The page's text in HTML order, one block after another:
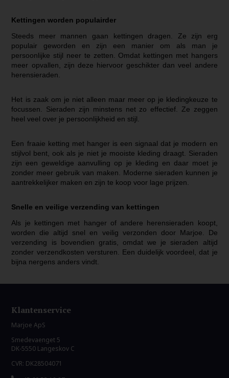
Kettingen worden populairder
Steeds meer mannen gaan kettingen dragen. Ze zijn erg
populair geworden en zijn een manier om als man je
persoonlijke stijl neer te zetten. Omdat kettingen met hangers
meer opvallen, zijn deze hiervoor geschikter dan veel andere
herensieraden.
Het is zaak om je niet alleen maar meer op je kledingkeuze te
focussen. Sieraden zijn minstens net zo effectief. Ze zeggen
heel veel over je persoonlijkheid en stijl.
Een fraaie ketting met hanger is een signaal dat je modern en
stijlvol bent, ook als je niet je mooiste kleding draagt. Sieraden
zijn een geweldige aanvulling op je kleding en daar moet je
zonder meer gebruik van maken. Moderne sieraden kunnen je
aantrekkelijker maken en zijn te koop voor lage prijzen.
Snelle en veilige verzending van kettingen
Als je kettingen met hanger of andere herensieraden koopt,
worden die altijd snel en veilig verzonden door Marjoe. De
verzending is bovendien gratis, omdat we je sieraden altijd
zonder verzendkosten versturen. Een duidelijk voordeel, dat je
bijna nergens anders vindt.
Klantenservice
Marjoe ApS
Smedevaenget 5
DK-5550 Langeskov C
CVR: DK28504071